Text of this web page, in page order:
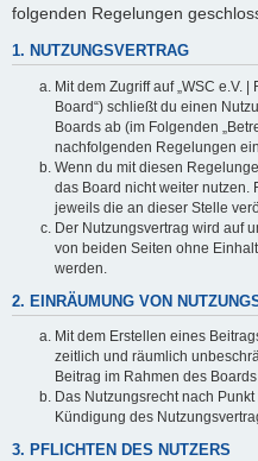
folgenden Regelungen
1. NUTZUNGSVERTRAG
Mit dem Zugriff auf „WSC e.V.
Board“) schließt du einen
Boards ab (im Folgenden
nachfolgenden Regelungen
Wenn du mit diesen
das Board nicht weiter nutzen.
jeweils die an dieser Stelle
Der Nutzungsvertrag wird auf
von beiden Seiten ohne
werden.
2. EINRÄUMUNG VON
Mit dem Erstellen eines
zeitlich und räumlich
Beitrag im Rahmen des
Das Nutzungsrecht nach
Kündigung des
3. PFLICHTEN DES NUTZERS